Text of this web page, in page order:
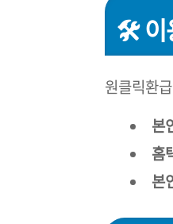
🛠️ 이
원클릭환
본
홈
본